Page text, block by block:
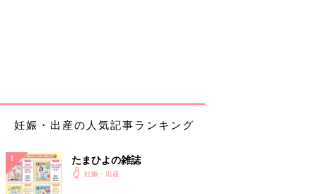
妊娠・出産の人気記事ランキング
たまひよの雑誌
妊娠・出産